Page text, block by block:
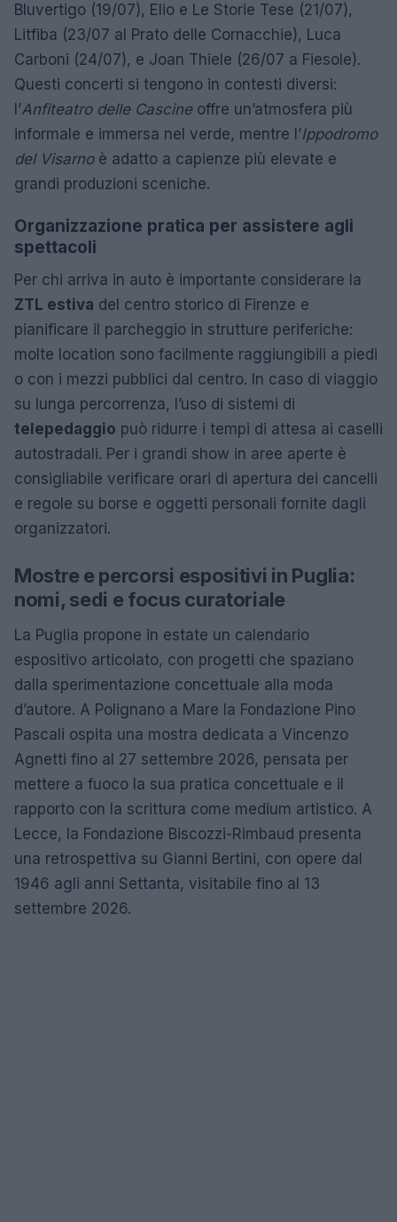
Bluvertigo (19/07), Elio e Le Storie Tese (21/07),
Litfiba (23/07 al Prato delle Cornacchie), Luca
Carboni (24/07), e Joan Thiele (26/07 a Fiesole).
Questi concerti si tengono in contesti diversi:
l’Anfiteatro delle Cascineoffre un’atmosfera più
informale e immersa nel verde, mentre l’Ippodromo
del Visarnoè adatto a capienze più elevate e
grandi produzioni sceniche.
Organizzazione pratica per assistere agli
spettacoli
Per chi arriva in auto è importante considerare la
ZTL estiva del centro storico di Firenze e
pianificare il parcheggio in strutture periferiche:
molte location sono facilmente raggiungibili a piedi
o con i mezzi pubblici dal centro. In caso di viaggio
su lunga percorrenza, l’uso di sistemi di
telepedaggio può ridurre i tempi di attesa ai caselli
autostradali. Per i grandi show in aree aperte è
consigliabile verificare orari di apertura dei cancelli
e regole su borse e oggetti personali fornite dagli
organizzatori.
Mostre e percorsi espositivi in Puglia:
nomi, sedi e focus curatoriale
La Puglia propone in estate un calendario
espositivo articolato, con progetti che spaziano
dalla sperimentazione concettuale alla moda
d’autore. A Polignano a Mare la Fondazione Pino
Pascali ospita una mostra dedicata a Vincenzo
Agnetti fino al 27 settembre 2026, pensata per
mettere a fuoco la sua pratica concettuale e il
rapporto con la scrittura come medium artistico. A
Lecce, la Fondazione Biscozzi-Rimbaud presenta
una retrospettiva su Gianni Bertini, con opere dal
1946 agli anni Settanta, visitabile fino al 13
settembre 2026.